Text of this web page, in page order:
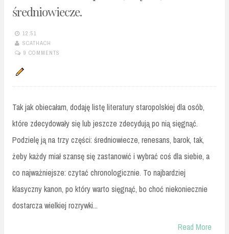
średniowiecze.
12:51
SCATHACH
9 COMMENTS
Tak jak obiecałam, dodaję listę literatury staropolskiej dla osób,
które zdecydowały się lub jeszcze zdecydują po nią sięgnąć.
Podzielę ją na trzy części: średniowiecze, renesans, barok, tak,
żeby każdy miał szansę się zastanowić i wybrać coś dla siebie, a
co najważniejsze: czytać chronologicznie. To najbardziej
klasyczny kanon, po który warto sięgnąć, bo choć niekoniecznie
dostarcza wielkiej rozrywki...
Read More